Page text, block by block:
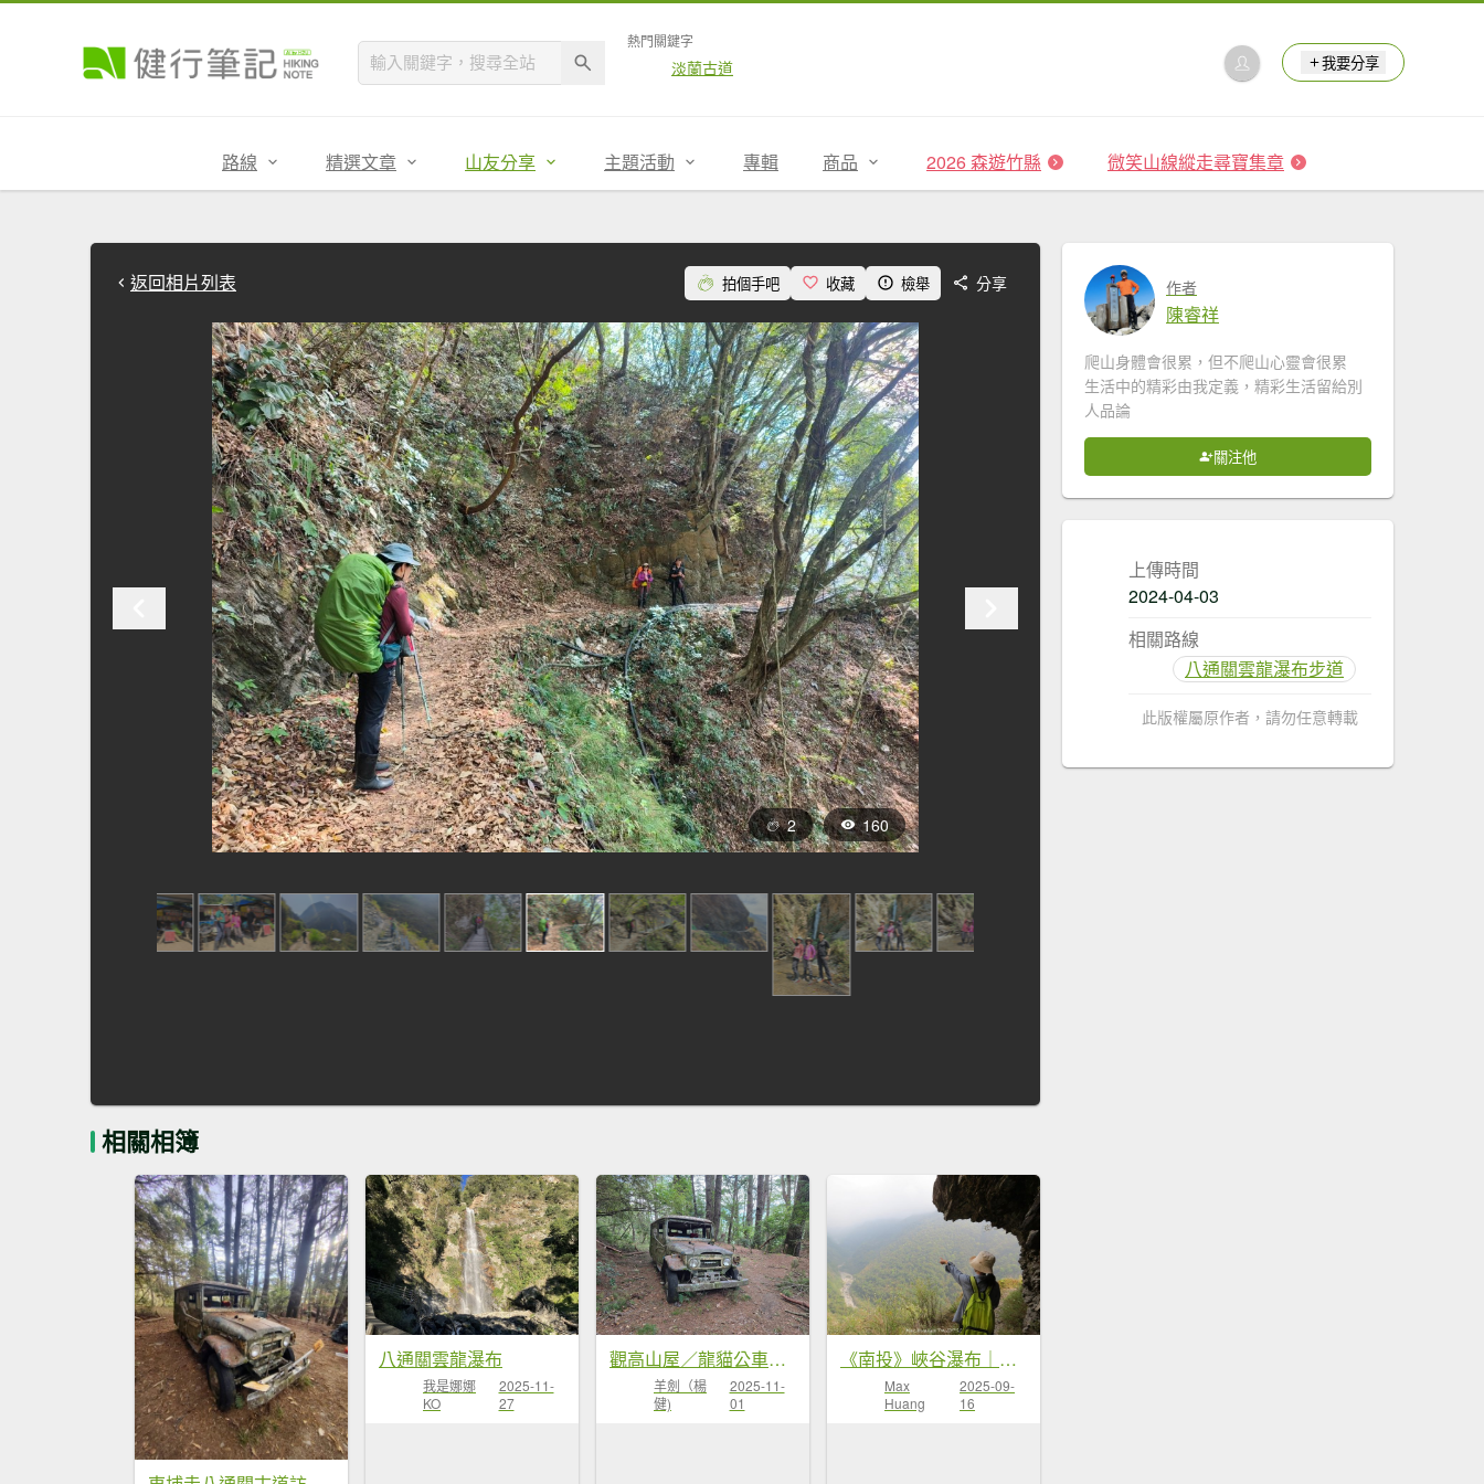
熱門關鍵字
淡蘭古道 我要分享
路線 精選文章 山友分享 主題活動 專輯 商品 2026 森遊竹縣 微笑山線縱走尋寶集章
返回相片列表 拍個手吧 收藏 檢舉 分享
2 160
相關相簿
八通關雲龍瀑布
我是娜娜
KO
2025-11-
27
觀高山屋／龍貓公車／八通關山／八通關山西峰
羊劍（楊
健)
2025-11-
01
《南投》峽谷瀑布｜東埔八通關古道-雲龍瀑布20170416
Max
Huang
2025-09-
16
作者
陳睿祥
爬山身體會很累，但不爬山心靈會很累
生活中的精彩由我定義，精彩生活留給別
人品論
關注他
上傳時間
2024-04-03
相關路線
八通關雲龍瀑布步道
此版權屬原作者，請勿任意轉載